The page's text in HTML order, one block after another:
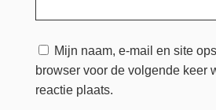
Mijn naam, e-mail en site
browser voor de volgende keer
reactie plaats.